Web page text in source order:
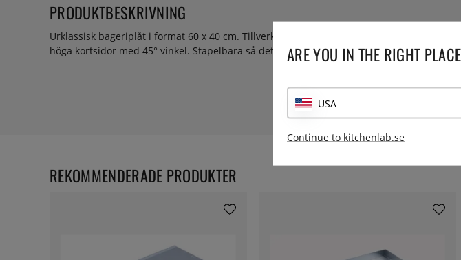
PRODUKTBESKRIVNING
Urklassisk bageriplåt i format 60 x 40 cm. Tillverkad i aluminium, 1,4 mm tjock. 14 mm
höga kortsidor med 45° vinkel. Stapelbara så det sjunger om det!
REKOMMENDERADE PRODUKTER
ARE YOU IN THE RIGHT
USA
Continue to kitchenlab.se